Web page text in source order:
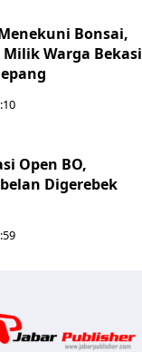
Bonsai,
Warga Bekasi
Open BO,
Digerebek